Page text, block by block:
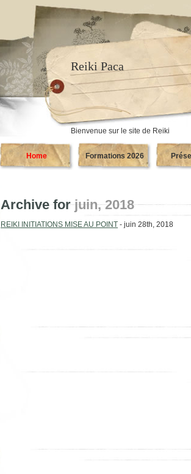
Reiki Paca
Bienvenue sur le site de Reiki
Home Formations 2026
Archive for juin, 2018
REIKI INITIATIONS MISE AU POINT - juin 28th, 2018